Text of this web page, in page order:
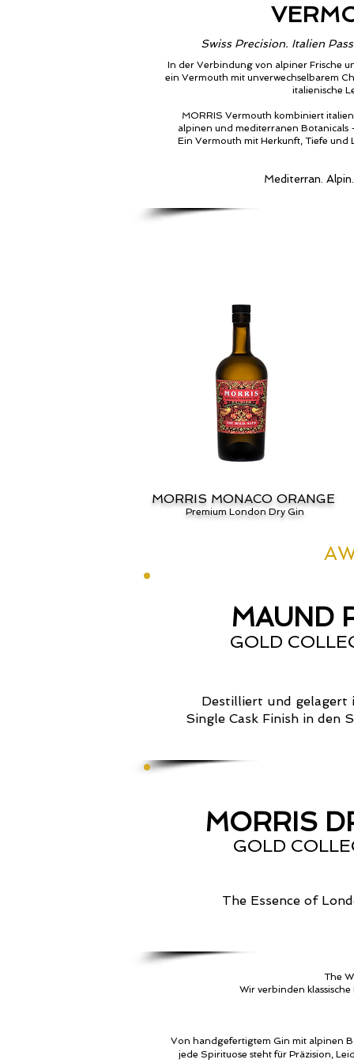
Swiss Precision. Italien
In der Verbindung von alpiner Frische
ein Vermouth mit unverwechselbarem
italienische
MORRIS Vermouth kombiniert
alpinen und mediterranen Botanicals
Ein Vermouth mit Herkunft, Tiefe und
Mediterran.
MORRIS MONACO ORANGE
Premium London Dry Gin
MAUND
GOLD
Destilliert und gelagert
Single Cask Finish in den
MORRIS
GOLD
The Essence of
The
Wir verbinden
Von handgefertigtem Gin mit alpinen
jede Spirituose steht für Präzision,